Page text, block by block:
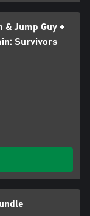
& Jump Guy +
Survivors